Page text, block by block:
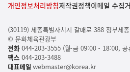
개인정보처리방침저작권정책이메일 수집
(30119) 세종특별자치시 갈매로 388 정부세
© 문화체육관광부
전화044-203-3555 (월-금 09:00 - 18:00, 공
팩스044-203-3488
대표메일 webmaster@korea.kr